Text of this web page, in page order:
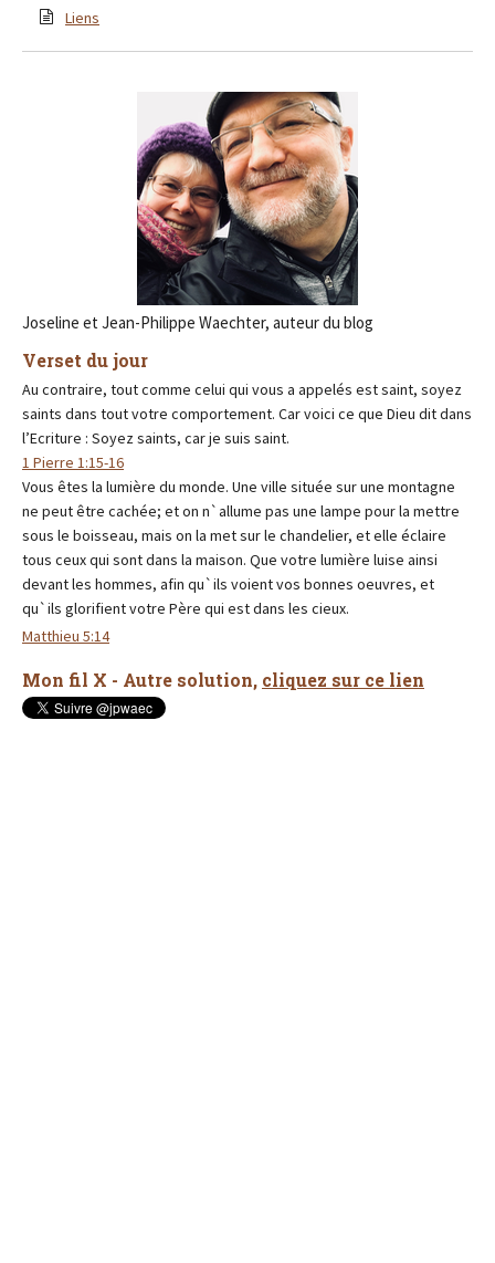
Liens
Joseline et Jean-Philippe Waechter, auteur du blog
Verset du jour
Au contraire, tout comme celui qui vous a appelés est saint, soyez
saints dans tout votre comportement. Car voici ce que Dieu dit dans
l’Ecriture : Soyez saints, car je suis saint.
1 Pierre 1:15-16
Vous êtes la lumière du monde. Une ville située sur une montagne
ne peut être cachée; et on n`allume pas une lampe pour la mettre
sous le boisseau, mais on la met sur le chandelier, et elle éclaire
tous ceux qui sont dans la maison. Que votre lumière luise ainsi
devant les hommes, afin qu`ils voient vos bonnes oeuvres, et
qu`ils glorifient votre Père qui est dans les cieux.
Matthieu 5:14
Mon fil X - Autre solution, cliquez sur ce lien